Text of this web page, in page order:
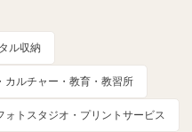
ル収納
カルチャー・教育・教習所
ォトスタジオ・プリントサービス